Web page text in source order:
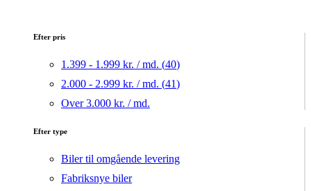
Efter pris
1.399 - 1.999 kr. / md. (40)
2.000 - 2.999 kr. / md. (41)
Over 3.000 kr. / md.
Efter type
Biler til omgående levering
Fabriksnye biler